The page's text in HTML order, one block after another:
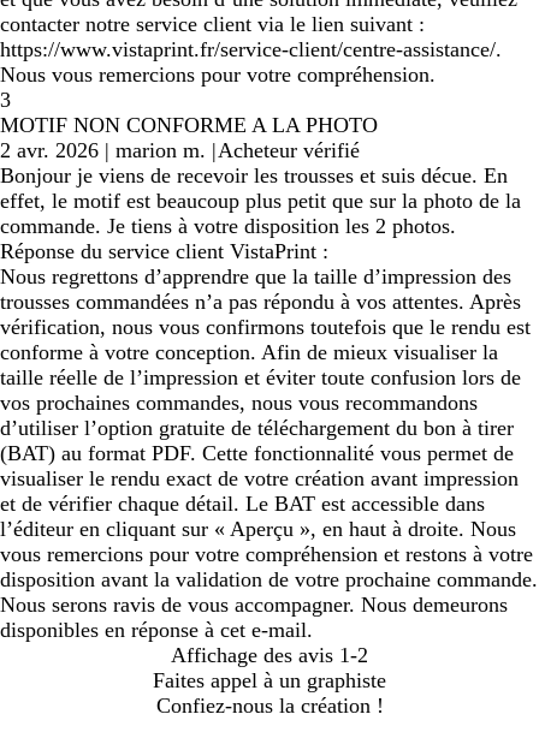
contacter notre service client via le lien suivant :
https://www.vistaprint.fr/service-client/centre-assistance/.
Nous vous remercions pour votre compréhension.
3
MOTIF NON CONFORME A LA PHOTO
2 avr. 2026 | marion m. |Acheteur vérifié
Bonjour je viens de recevoir les trousses et suis décue. En
effet, le motif est beaucoup plus petit que sur la photo de la
commande. Je tiens à votre disposition les 2 photos.
Réponse du service client VistaPrint :
Nous regrettons d’apprendre que la taille d’impression des
trousses commandées n’a pas répondu à vos attentes. Après
vérification, nous vous confirmons toutefois que le rendu est
conforme à votre conception. Afin de mieux visualiser la
taille réelle de l’impression et éviter toute confusion lors de
vos prochaines commandes, nous vous recommandons
d’utiliser l’option gratuite de téléchargement du bon à tirer
(BAT) au format PDF. Cette fonctionnalité vous permet de
visualiser le rendu exact de votre création avant impression
et de vérifier chaque détail. Le BAT est accessible dans
l’éditeur en cliquant sur « Aperçu », en haut à droite. Nous
vous remercions pour votre compréhension et restons à votre
disposition avant la validation de votre prochaine commande.
Nous serons ravis de vous accompagner. Nous demeurons
disponibles en réponse à cet e-mail.
Affichage des avis 1-2
Faites appel à un graphiste
Confiez-nous la création !